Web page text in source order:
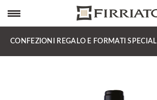
CONFEZIONI REGALO E FORMATI SPECIALI